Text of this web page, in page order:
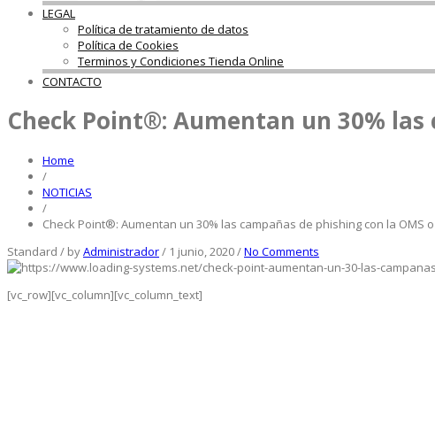
LEGAL
Política de tratamiento de datos
Política de Cookies
Terminos y Condiciones Tienda Online
CONTACTO
Check Point®: Aumentan un 30%
Home
/
NOTICIAS
/
Check Point®: Aumentan un 30% las campañas de phishing con la OMS
Standard / byAdministrador/ 1 junio, 2020/No Comments
[vc_row][vc_column][vc_column_text]